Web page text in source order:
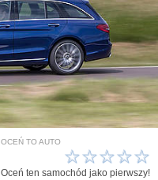
OCEŃ TO AUTO
☆
☆
☆
☆
☆
Oceń ten samochód jako pierwszy!